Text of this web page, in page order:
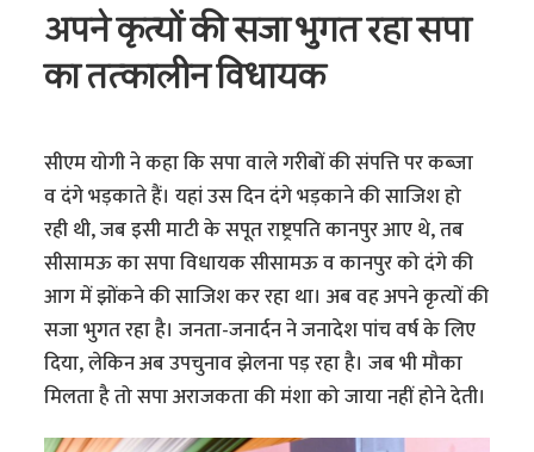
अपने कृत्यों की सजा भुगत रहा सपा
का तत्कालीन विधायक
सीएम योगी ने कहा कि सपा वाले गरीबों की संपत्ति पर कब्जा
व दंगे भड़काते हैं। यहां उस दिन दंगे भड़काने की साजिश हो
रही थी, जब इसी माटी के सपूत राष्ट्रपति कानपुर आए थे, तब
सीसामऊ का सपा विधायक सीसामऊ व कानपुर को दंगे की
आग में झोंकने की साजिश कर रहा था। अब वह अपने कृत्यों की
सजा भुगत रहा है। जनता-जनार्दन ने जनादेश पांच वर्ष के लिए
दिया, लेकिन अब उपचुनाव झेलना पड़ रहा है। जब भी मौका
मिलता है तो सपा अराजकता की मंशा को जाया नहीं होने देती।